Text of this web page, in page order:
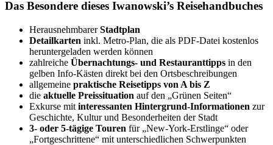
Das Besondere dieses Iwanowski’s Reisehandbuches
HerausnehmbarerStadtplan
Detailkarten inkl. Metro-Plan, die als PDF-Datei kostenlos
heruntergeladen werden können
zahlreiche Übernachtungs- und Restauranttipps in den
gelben Info-Kästen direkt bei den Ortsbeschreibungen
allgemeine praktische Reisetipps von A bis Z
die aktuelle Preissituation auf den „Grünen Seiten“
Exkurse mit interessanten Hintergrund-Informationen zur
Geschichte, Kultur und Besonderheiten der Stadt
3- oder 5-tägige Touren für „New-York-Erstlinge“ oder
„Fortgeschrittene“ mit unterschiedlichen Schwerpunkten